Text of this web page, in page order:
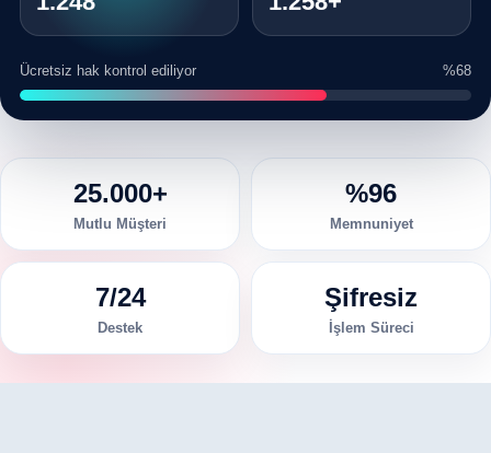
Ücretsiz hak kontrol ediliyor %68
25.000+
Mutlu Müşteri
%96
Memnuniyet
7/24
Destek
Şifresiz
İşlem Süreci